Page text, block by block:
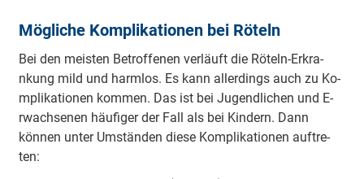
Mö­gli­che Ko­mpli­ka­tio­nen bei Röteln
Bei den meisten Be­tro­ffe­nen verläuft die Röteln-E­rkra­
nkung mild und harmlos. Es kann a­lle­rdings auch zu Ko­
mpli­ka­tio­nen kommen. Das ist bei Ju­ge­ndli­chen und E­
rwa­chse­nen häu­fi­ger der Fall als bei Kindern. Dann
können unter U­mstä­nden diese Ko­mpli­ka­tio­nen au­ftre­
ten: